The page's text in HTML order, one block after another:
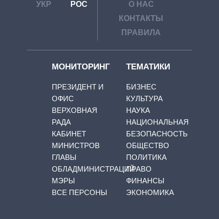
УКР РОС
О НАС
КОНТАКТЫ
ПРАВИЛА
МОНИТОРИНГ
ПРЕЗИДЕНТ И
ОФИС
ВЕРХОВНАЯ
РАДА
КАБИНЕТ
МИНИСТРОВ
ГЛАВЫ
ОБЛАДМИНИСТРАЦИЙ
МЭРЫ
ВСЕ ПЕРСОНЫ
ТЕМАТИКИ
БИЗНЕС
КУЛЬТУРА
НАУКА
НАЦИОНАЛЬНАЯ
БЕЗОПАСНОСТЬ
ОБЩЕСТВО
ПОЛИТИКА
ПРАВО
ФИНАНСЫ
ЭКОНОМИКА